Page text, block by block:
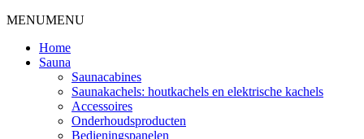
MENUMENU
Home
Sauna
Saunacabines
Saunakachels: houtkachels en elektrische kachels
Accessoires
Onderhoudsproducten
Bedieningspanelen